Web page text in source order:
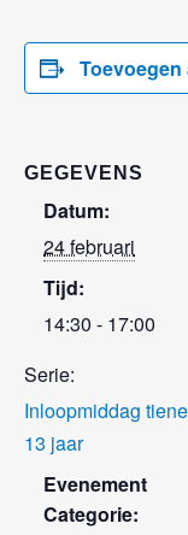
GEGEVENS
Datum:
24 februari
Tijd:
14:30 - 17:00
Serie:
Inloopmiddag
13 jaar
Evenement
Categorie: